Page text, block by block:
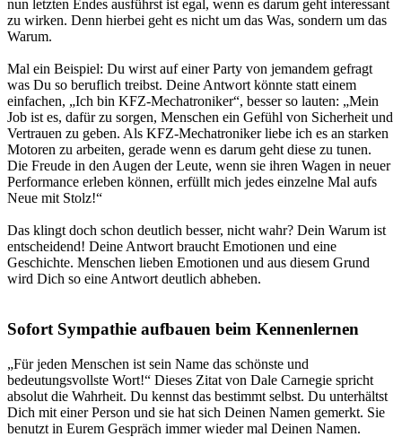
nun letzten Endes ausführst ist egal, wenn es darum geht interessant
zu wirken. Denn hierbei geht es nicht um das Was, sondern um das
Warum.
Mal ein Beispiel: Du wirst auf einer Party von jemandem gefragt
was Du so beruflich treibst. Deine Antwort könnte statt einem
einfachen, „Ich bin KFZ-Mechatroniker“, besser so lauten: „Mein
Job ist es, dafür zu sorgen, Menschen ein Gefühl von Sicherheit und
Vertrauen zu geben. Als KFZ-Mechatroniker liebe ich es an starken
Motoren zu arbeiten, gerade wenn es darum geht diese zu tunen.
Die Freude in den Augen der Leute, wenn sie ihren Wagen in neuer
Performance erleben können, erfüllt mich jedes einzelne Mal aufs
Neue mit Stolz!“
Das klingt doch schon deutlich besser, nicht wahr? Dein Warum ist
entscheidend! Deine Antwort braucht Emotionen und eine
Geschichte. Menschen lieben Emotionen und aus diesem Grund
wird Dich so eine Antwort deutlich abheben.
Sofort Sympathie aufbauen beim Kennenlernen
„Für jeden Menschen ist sein Name das schönste und
bedeutungsvollste Wort!“ Dieses Zitat von Dale Carnegie spricht
absolut die Wahrheit. Du kennst das bestimmt selbst. Du unterhältst
Dich mit einer Person und sie hat sich Deinen Namen gemerkt. Sie
benutzt in Eurem Gespräch immer wieder mal Deinen Namen.